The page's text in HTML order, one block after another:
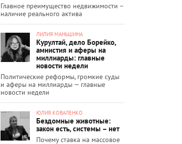
Главное преимущество недвижимости –
наличие реального актива
ЛИЛИЯ МАНЬШИНА
Курултай, дело Борейко,
амнистия и аферы на
миллиарды: главные
новости недели
Политические реформы, громкие суды
и аферы на миллиарды — главные
новости недели
ЮЛИЯ КОВАЛЕНКО
Бездомные животные:
закон есть, системы – нет
Почему ставка на массовое